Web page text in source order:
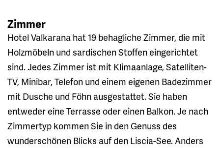
Zimmer
Hotel Valkarana hat 19 behagliche Zimmer, die mit
Holzmöbeln und sardischen Stoffen eingerichtet
sind. Jedes Zimmer ist mit Klimaanlage, Satelliten-
TV, Minibar, Telefon und einem eigenen Badezimmer
mit Dusche und Föhn ausgestattet. Sie haben
entweder eine Terrasse oder einen Balkon. Je nach
Zimmertyp kommen Sie in den Genuss des
wunderschönen Blicks auf den Liscia-See. Anders